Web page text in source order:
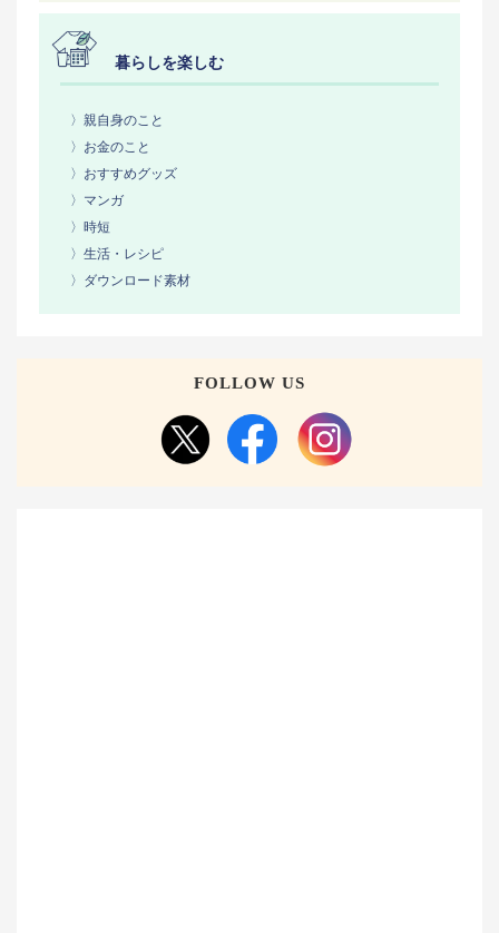
暮らしを楽しむ
〉親自身のこと
〉お金のこと
〉おすすめグッズ
〉マンガ
〉時短
〉生活・レシピ
〉ダウンロード素材
FOLLOW US